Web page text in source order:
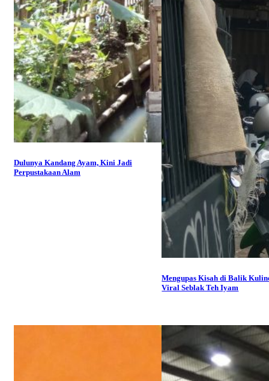
Dulunya Kandang Ayam, Kini Jadi
Perpustakaan Alam
Mengupas Kisah di Balik
Viral Seblak Teh Iyam